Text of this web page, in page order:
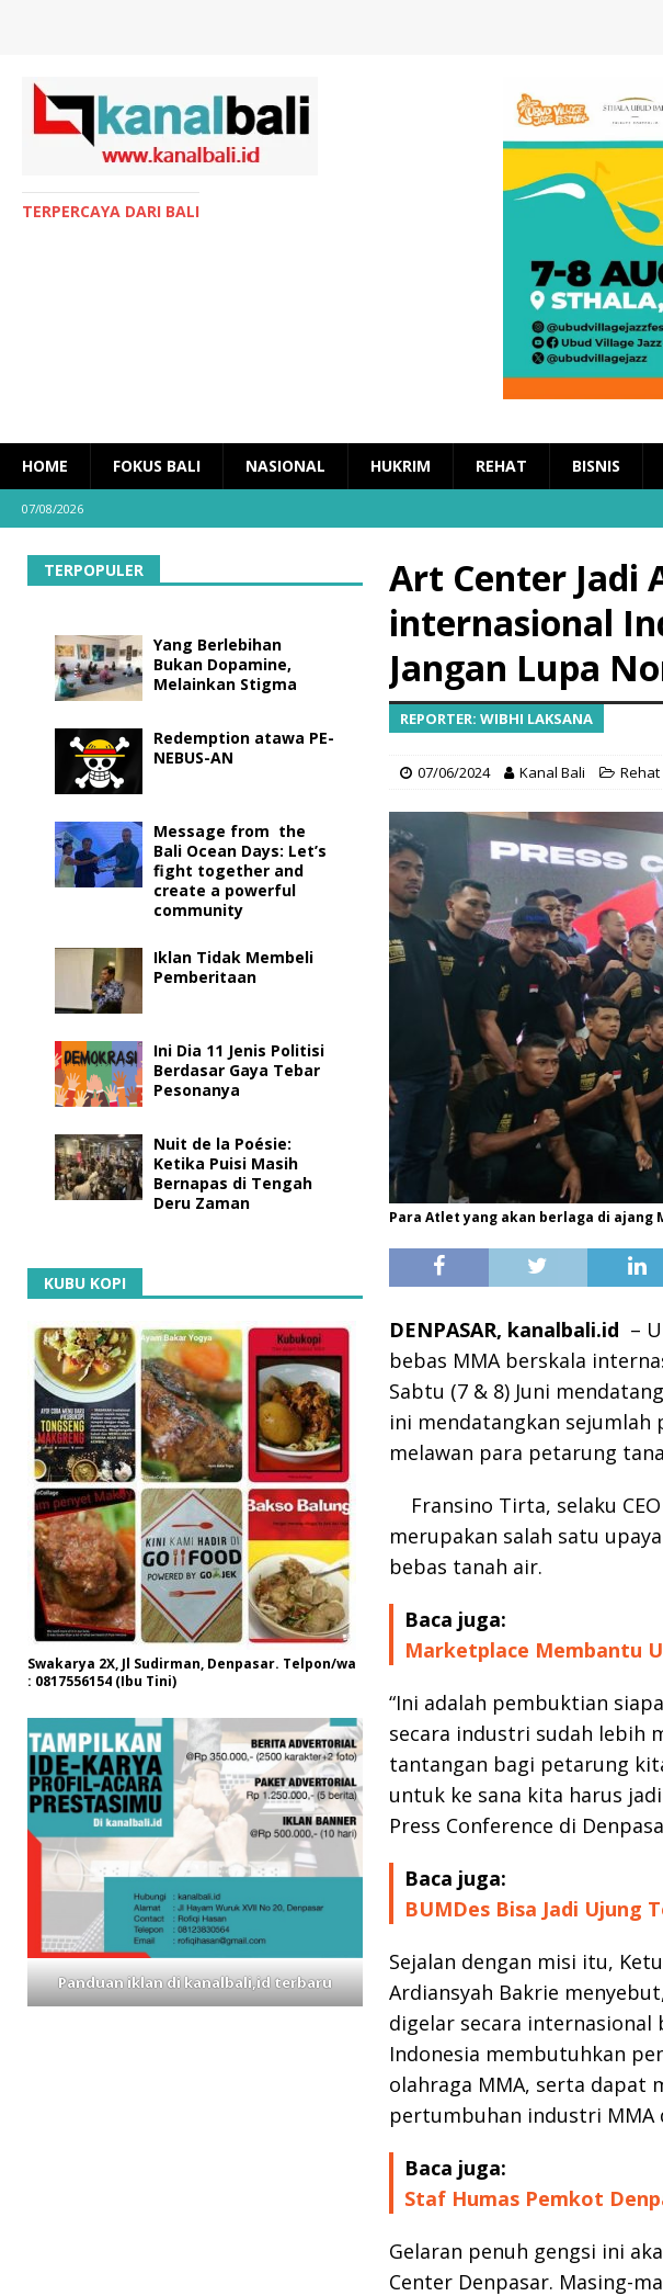
TERPERCAYA DARI BALI
HOME FOKUS BALI NASIONAL HUKRIM REHAT BISNIS
07/08/2026
Art Center Jadi
internasional
Jangan Lupa
REPORTER: WIBHI LAKSANA
07/06/2024 Kanal Bali Rehat
Para Atlet yang akan berlaga di ajang
DENPASAR, kanalbali.id –
bebas MMA berskala
Sabtu (7 & 8) Juni
ini mendatangkan
melawan para petarung
Fransino Tirta, selaku
merupakan salah satu
bebas tanah air.
Baca juga:
Marketplace Membantu
“Ini adalah pembuktian
secara industri sudah lebih
tantangan bagi petarung
untuk ke sana kita harus
Press Conference di
Baca juga:
BUMDes Bisa Jadi Ujung
Sejalan dengan misi itu,
Ardiansyah Bakrie
digelar secara internasional
Indonesia membutuhkan
olahraga MMA, serta dapat
pertumbuhan industri MMA
Baca juga:
Staf Humas Pemkot
Gelaran penuh gengsi ini
Center Denpasar. Masing-
TERPOPULER
Yang Berlebihan
Bukan Dopamine,
Melainkan Stigma
Redemption atawa PE-
NEBUS-AN
Message from the
Bali Ocean Days: Let’s
fight together and
create a powerful
community
Iklan Tidak Membeli
Pemberitaan
Ini Dia 11 Jenis Politisi
Berdasar Gaya Tebar
Pesonanya
Nuit de la Poésie:
Ketika Puisi Masih
Bernapas di Tengah
Deru Zaman
KUBU KOPI
Swakarya 2X, Jl Sudirman, Denpasar. Telpon/wa
: 0817556154 (Ibu Tini)
Panduan iklan di kanalbali,id terbaru